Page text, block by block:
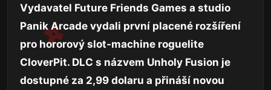
Vydavatel Future Friends Games a studio
Panik Arcade vydali první placené rozšíření
pro hororový slot-machine roguelite
CloverPit. DLC s názvem Unholy Fusion je
dostupné za 2,99 dolaru a přináší novou